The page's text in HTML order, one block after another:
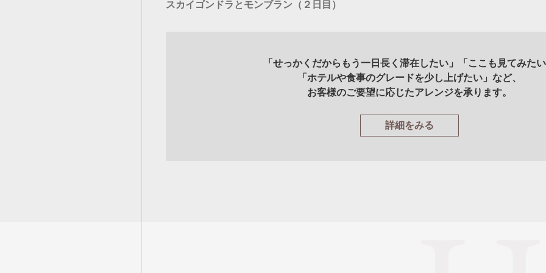
スカイゴンドラとモンブラン（２日目）
「せっかくだからもう一日長く滞在したい」「ここも見てみた
「ホテルや食事のグレードを少し上げたい」など、
お客様のご要望に応じたアレンジを承ります。
詳細をみる